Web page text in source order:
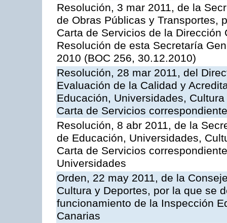
Resolución, 3 mar 2011, de la
de Obras Públicas y Transportes,
Carta de Servicios de la
Resolución de esta Secretaría
2010 (BOC 256, 30.12.2010)
Resolución, 28 mar 2011, del
Evaluación de la Calidad y
Educación, Universidades,
Carta de Servicios
Resolución, 8 abr 2011, de la
de Educación, Universidades,
Carta de Servicios
Universidades
Orden, 22 may 2011, de la
Cultura y Deportes, por la que se
funcionamiento de la Inspección
Canarias